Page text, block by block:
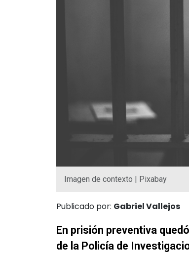
Imagen de contexto | Pixabay
Publicado por: Gabriel Vallejos
En prisión preventiva
de la Policía de